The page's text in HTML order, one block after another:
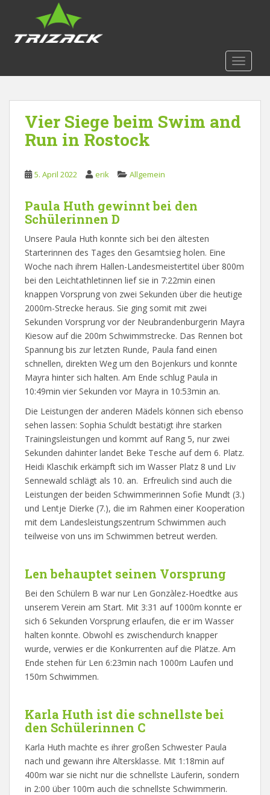
o
Vier Siege beim Swim and
Run in Rostock
5. April 2022 erik Allgemein
Paula Huth gewinnt bei den
Schülerinnen D
Unsere Paula Huth konnte sich bei den ältesten
Starterinnen des Tages den Gesamtsieg holen. Eine
Woche nach ihrem Hallen-Landesmeistertitel über 800m
bei den Leichtathletinnen lief sie in 7:22min einen
knappen Vorsprung von zwei Sekunden über die heutige
2000m-Strecke heraus. Sie ging somit mit zwei
Sekunden Vorsprung vor der Neubrandenburgerin Mayra
Kiesow auf die 200m Schwimmstrecke. Das Rennen bot
Spannung bis zur letzten Runde, Paula fand einen
schnellen, direkten Weg um den Bojenkurs und konnte
Mayra hinter sich halten. Am Ende schlug Paula in
10:49min vier Sekunden vor Mayra in 10:53min an.
Die Leistungen der anderen Mädels können sich ebenso
sehen lassen: Sophia Schuldt bestätigt ihre starken
Trainingsleistungen und kommt auf Rang 5, nur zwei
Sekunden dahinter landet Beke Tesche auf dem 6. Platz.
Heidi Klaschik erkämpft sich im Wasser Platz 8 und Liv
Sennewald schlägt als 10. an. Erfreulich sind auch die
Leistungen der beiden Schwimmerinnen Sofie Mundt (3.)
und Lentje Dierke (7.), die im Rahmen einer Kooperation
mit dem Landesleistungszentrum Schwimmen auch
teilweise von uns im Schwimmen betreut werden.
Len behauptet seinen Vorsprung
Bei den Schülern B war nur Len Gonzàlez-Hoedtke aus
unserem Verein am Start. Mit 3:31 auf 1000m konnte er
sich 6 Sekunden Vorsprung erlaufen, die er im Wasser
halten konnte. Obwohl es zwischendurch knapper
wurde, verwies er die Konkurrenten auf die Plätze. Am
Ende stehen für Len 6:23min nach 1000m Laufen und
150m Schwimmen.
Karla Huth ist die schnellste bei
den Schülerinnen C
Karla Huth machte es ihrer großen Schwester Paula
nach und gewann ihre Altersklasse. Mit 1:18min auf
400m war sie nicht nur die schnellste Läuferin, sondern
in 2:00 über 100m auch die schnellste Schwimmerin.